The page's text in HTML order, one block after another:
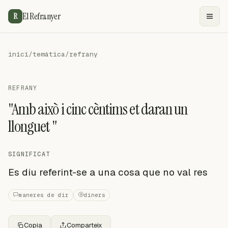
R El Refranyer
inici/temàtica/refrany
REFRANY
"Amb això i cinc cèntims et daran un
llonguet "
SIGNIFICAT
Es diu referint-se a una cosa que no val res
maneres de dir diners
Copia Comparteix